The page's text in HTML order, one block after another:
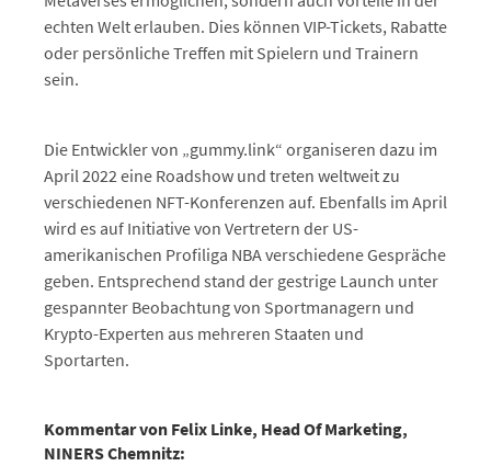
echten Welt erlauben. Dies können VIP-Tickets, Rabatte
oder persönliche Treffen mit Spielern und Trainern
sein.
Die Entwickler von „gummy.link“ organiseren dazu im
April 2022 eine Roadshow und treten weltweit zu
verschiedenen NFT-Konferenzen auf. Ebenfalls im April
wird es auf Initiative von Vertretern der US-
amerikanischen Profiliga NBA verschiedene Gespräche
geben. Entsprechend stand der gestrige Launch unter
gespannter Beobachtung von Sportmanagern und
Krypto-Experten aus mehreren Staaten und
Sportarten.
Kommentar von Felix Linke, Head Of Marketing,
NINERS Chemnitz: